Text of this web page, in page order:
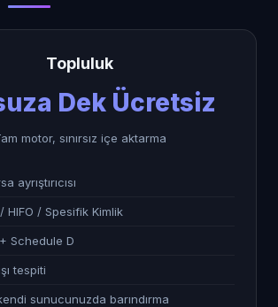
Topluluk
Dek Ücretsiz
motor, sınırsız içe aktarma
ayrıştırıcısı
HIFO / Spesifik Kimlik
Schedule D
tespiti
sunucunuzda barındırma